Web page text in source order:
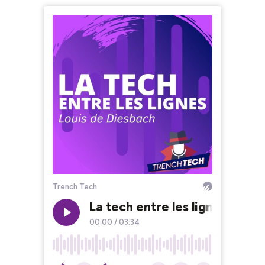
Trench Tech
La tech entre les lignes :
00:00 / 03:34